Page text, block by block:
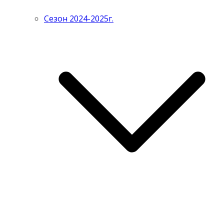
Сезон 2024-2025г.